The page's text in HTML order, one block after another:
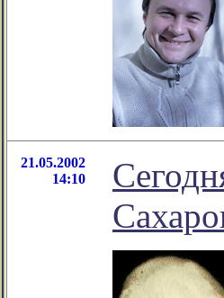
21.05.2002
14:10